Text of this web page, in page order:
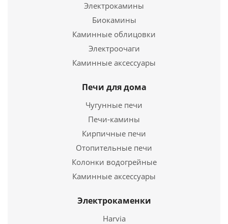
Подробнее
Купить в 1 клик
3 257руб.
Электрокамины
Биокамины
Каминные облицовки
Электроочаги
Каминные аксессуары
Печи для дома
Чугунные печи
Печи-камины
Кирпичные печи
Отопительные печи
Колонки водогрейные
Каминные аксессуары
Электрокаменки
Harvia